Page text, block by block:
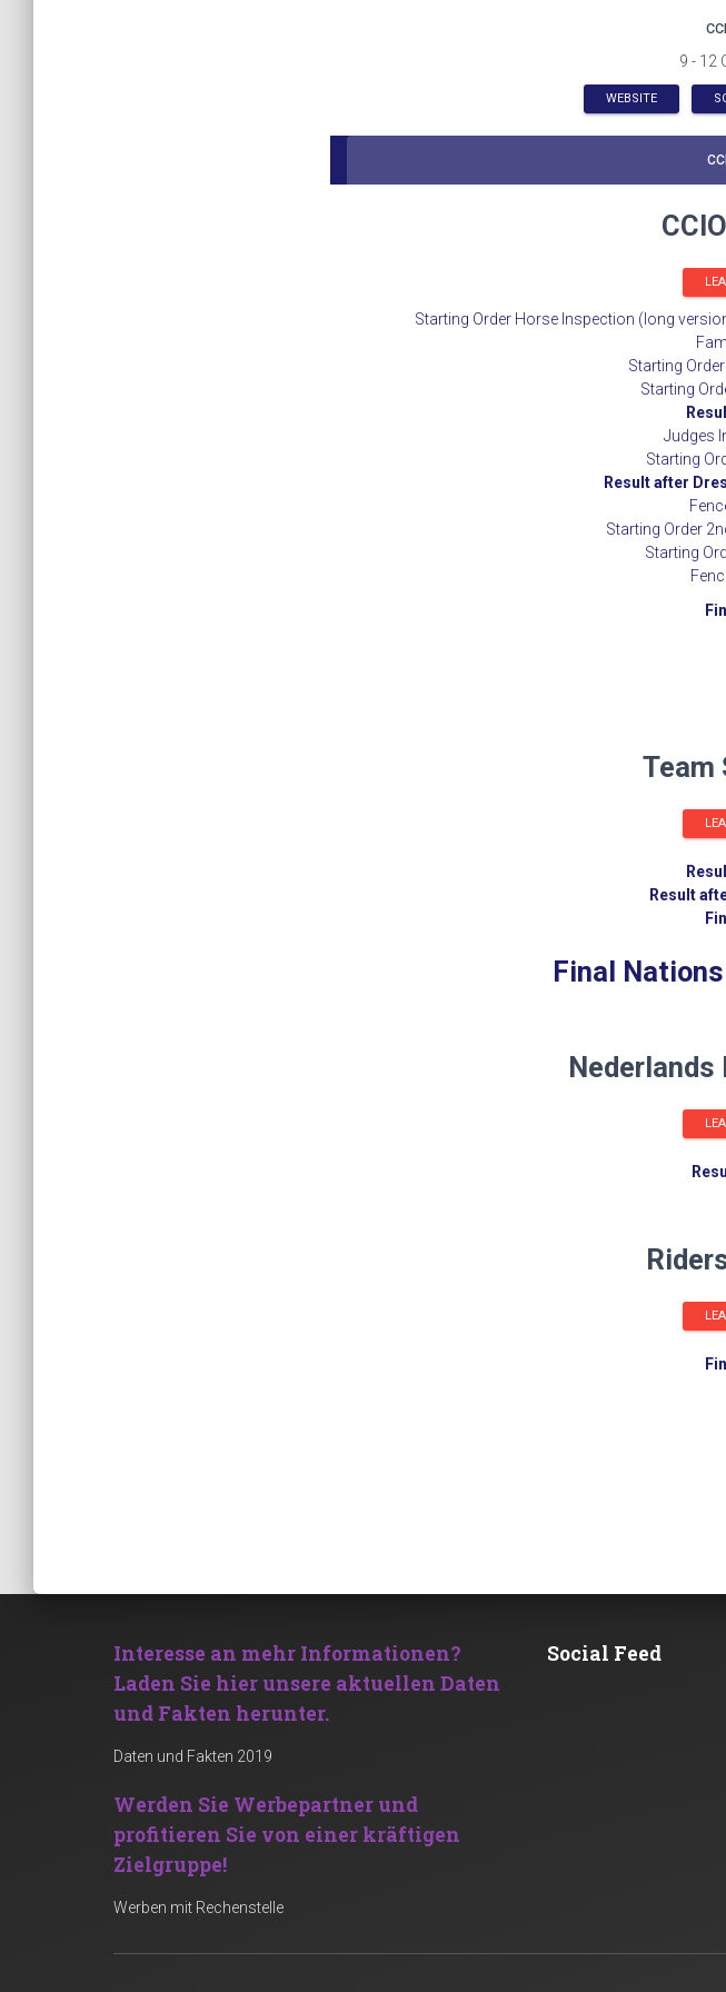
9 - 12
WEBSITE
Starting Order Horse Inspection (long
Starting
Starting
Judges
Starting
Result after
Starting Order
Starting
Team
Result
Final
Nederlands
Interesse an mehr Informationen?
Laden Sie hier unsere aktuellen Daten
und Fakten herunter.
Daten und Fakten 2019
Werden Sie Werbepartner und
profitieren Sie von einer kräftigen
Zielgruppe!
Werben mit Rechenstelle
Social Feed